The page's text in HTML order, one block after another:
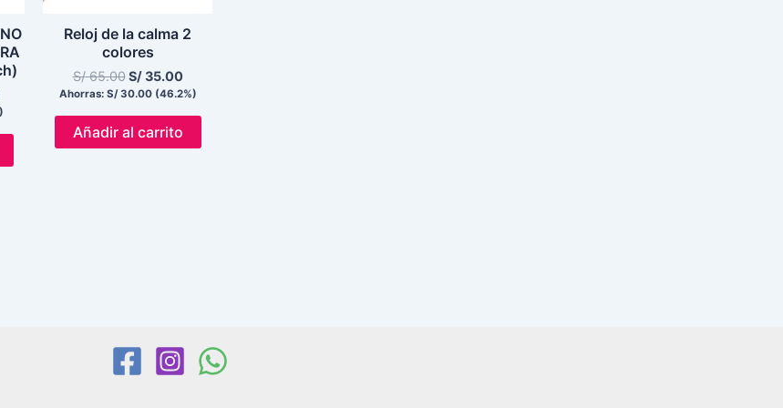
Reloj de la calma 2
colores
S/65.00 S/35.00
Ahorras: S/30.00 (46.2%)
Añadir al carrito